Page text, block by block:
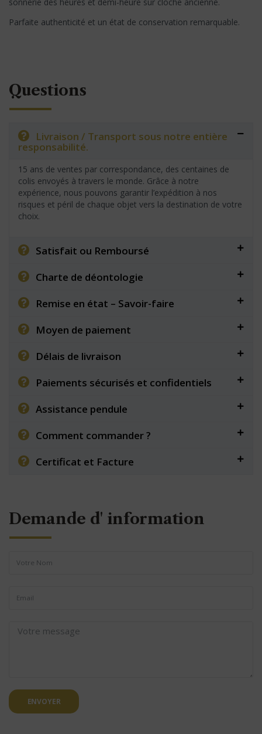
sonnerie des heures et demi-heure sur cloche ancienne.
Parfaite authenticité et un état de conservation remarquable.
Questions
Livraison / Transport sous notre entière
responsabilité.
15 ans de ventes par correspondance, des centaines de
colis envoyés à travers le monde. Grâce à notre
expérience, nous pouvons garantir l’expédition à nos
risques et péril de chaque objet vers la destination de votre
choix.
Satisfait ou Remboursé
Charte de déontologie
Remise en état – Savoir-faire
Moyen de paiement
Délais de livraison
Paiements sécurisés et confidentiels
Assistance pendule
Comment commander ?
Certificat et Facture
Demande d' information
ENVOYER